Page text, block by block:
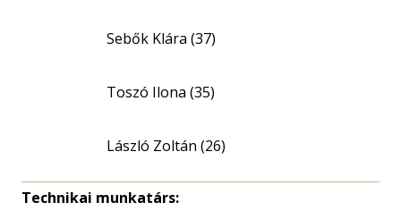
Sebők Klára (37)
Toszó Ilona (35)
László Zoltán (26)
Technikai munkatárs: